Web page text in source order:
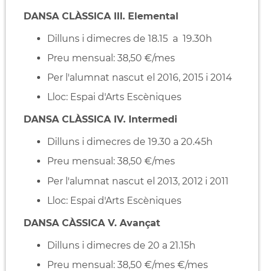
DANSA CLÀSSICA III. Elemental
Dilluns i dimecres de 18.15 a 19.30h
Preu mensual: 38,50 €/mes
Per l'alumnat nascut el 2016, 2015 i 2014
Lloc: Espai d'Arts Escèniques
DANSA CLÀSSICA IV. Intermedi
Dilluns i dimecres de 19.30 a 20.45h
Preu mensual: 38,50 €/mes
Per l'alumnat nascut el 2013, 2012 i 2011
Lloc: Espai d'Arts Escèniques
DANSA CÀSSICA V. Avançat
Dilluns i dimecres de 20 a 21.15h
Preu mensual: 38,50 €/mes €/mes